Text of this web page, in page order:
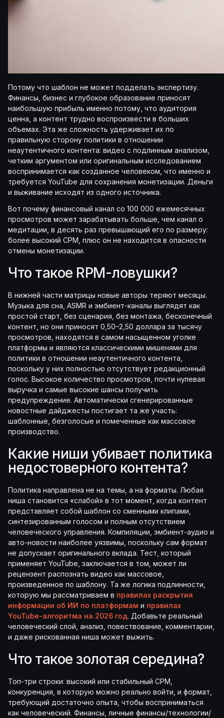
Потому что шаблон не может подделать экспертизу.
Финансы, бизнес и глубокое образование приносят
наибольшую прибыль именно потому, что аудитория
ценна, а контент трудно воспроизвести в больших
объемах. Эта же сложность удерживает их по
правильную сторону политики в отношении
неаутентичного контента: видео с подлинным анализом,
четким аргументом или оригинальным исследованием
воспринимается как созданное человеком, что именно и
требуется YouTube для сохранения монетизации. Деньги
и выживание исходят из одного источника.
Вот почему финансовый канал со 100 000 ежемесячных
просмотров может зарабатывать больше, чем канал о
медитации, в десять раз превышающий его по размеру:
более высокий CPM, плюс он не находится в опасности
отмены монетизации.
Что такое RPM-ловушки?
В нижней части матрицы новые авторы теряют месяцы.
Музыка для сна, ASMR и эмбиент-каналы выглядят как
простой старт, без сценария, без монтажа, бесконечный
контент, но они приносят 0,50–2,50 доллара за тысячу
просмотров, находятся в самом насыщенном уголке
платформы и являются классическими мишенями для
политики в отношении неаутентичного контента,
поскольку у них полностью отсутствует редакционный
голос. Высокое количество просмотров, почти нулевая
выручка и самые высокие шансы получить
предупреждение. Автоматически сгенерированные
новостные дайджесты постигает та же участь:
шаблонные, безголосые и помеченные как массовое
производство.
Какие ниши убивает политика
недостоверного контента?
Политика направлена не на темы, а на форматы. Любая
ниша становится «слабой» в тот момент, когда контент
представляет собой шаблон со сменными клипами,
синтезированным голосом и полным отсутствием
человеческого управления. Компиляции, эмбиент-аудио и
авто-новости наиболее уязвимы, поскольку сам формат
не допускает оригинального вклада. Тест, который
применяет YouTube, заключается в том, может ли
рецензент распознать видео как массовое,
произведенное по шаблону. Та же логика подлинности,
которую мы рассматриваем в правилах раскрытия
информации об ИИ по платформам и правилах
YouTube-алгоритма на 2026 год. Добавьте реальный
человеческий слой, анализ, повествование, комментарии,
и даже рискованная ниша может выжить.
Что такое золотая середина?
Топ-три строки: высокий или стабильный CPM,
конкуренция, в которую можно реально войти, и формат,
требующий достаточно опыта, чтобы восприниматься
как человеческий. Финансы, личные финансы/технологии/